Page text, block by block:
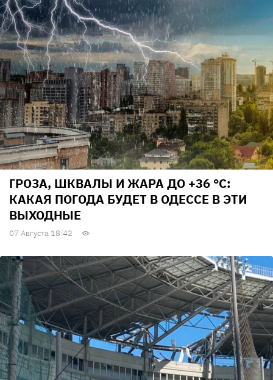
ГРОЗА, ШКВАЛЫ И ЖАРА ДО +36 °С:
КАКАЯ ПОГОДА БУДЕТ В ОДЕССЕ В ЭТИ
ВЫХОДНЫЕ
07 Августа 18:42